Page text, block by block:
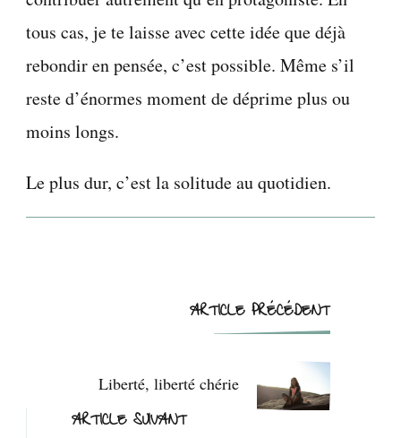
tous cas, je te laisse avec cette idée que déjà
rebondir en pensée, c’est possible. Même s’il
reste d’énormes moment de déprime plus ou
moins longs.
Le plus dur, c’est la solitude au quotidien.
d'article
ARTICLE PRÉCÉDENT
Liberté, liberté chérie
ARTICLE SUIVANT